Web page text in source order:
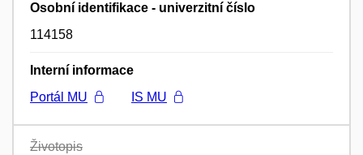
Osobní identifikace - univerzitní číslo
114158
Interní informace
Portál MU
IS MU
Životopis